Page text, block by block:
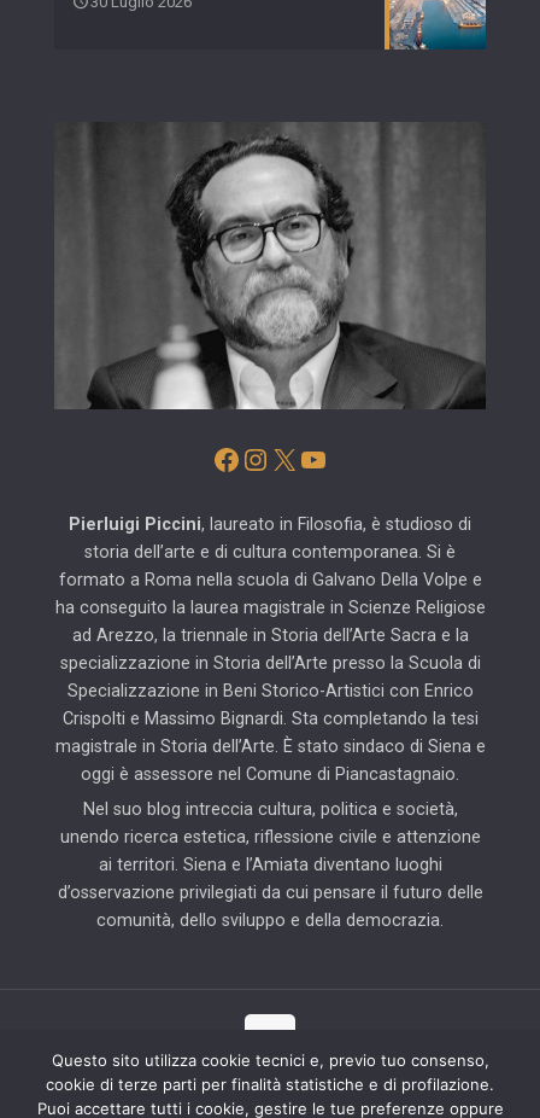
Facebook
Instagram
X YouTube
Pierluigi Piccini, laureato in Filosofia, è studioso di
storia dell’arte e di cultura contemporanea. Si è
formato a Roma nella scuola di Galvano Della Volpe e
ha conseguito la laurea magistrale in Scienze Religiose
ad Arezzo, la triennale in Storia dell’Arte Sacra e la
specializzazione in Storia dell’Arte presso la Scuola di
Specializzazione in Beni Storico-Artistici con Enrico
Crispolti e Massimo Bignardi. Sta completando la tesi
magistrale in Storia dell’Arte. È stato sindaco di Siena e
oggi è assessore nel Comune di Piancastagnaio.
Nel suo blog intreccia cultura, politica e società,
unendo ricerca estetica, riflessione civile e attenzione
ai territori. Siena e l’Amiata diventano luoghi
d’osservazione privilegiati da cui pensare il futuro delle
comunità, dello sviluppo e della democrazia.
© 2025 Il Blog di Pierluigi Piccini | Tutti i diritti riservati | Partner
tecnico: Hab Solution
Questo sito utilizza cookie tecnici e, previo tuo consenso,
cookie di terze parti per finalità statistiche e di profilazione.
Puoi accettare tutti i cookie, gestire le tue preferenze oppure